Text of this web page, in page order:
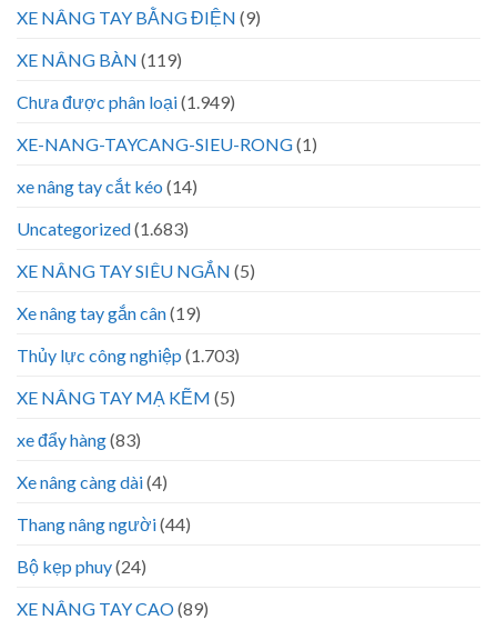
XE NÂNG TAY BẰNG ĐIỆN (9)
XE NÂNG BÀN (119)
Chưa được phân loại(1.949)
XE-NANG-TAYCANG-SIEU-RONG(1)
xe nâng tay cắt kéo (14)
Uncategorized(1.683)
XE NÂNG TAY SIÊU NGẮN (5)
Xe nâng tay gắn cân(19)
Thủy lực công nghiệp (1.703)
XE NÂNG TAY MẠ KẼM (5)
xe đẩy hàng(83)
Xe nâng càng dài(4)
Thang nâng người(44)
Bộ kẹp phuy(24)
XE NÂNG TAY CAO(89)